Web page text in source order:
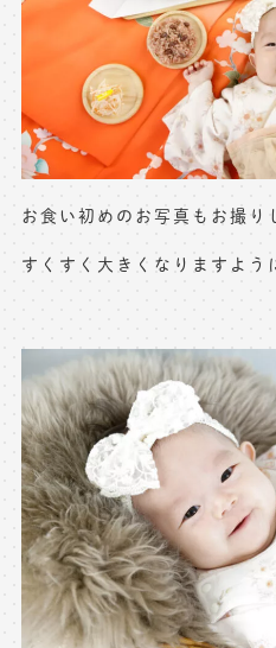
※上記アドレスは総
[営業時間]
[定休日]
マイページへ
無料会員登
お食い初めのお写真もお撮り
すくすく大きくなりますよう